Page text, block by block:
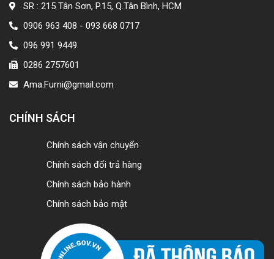
SR : 215 Tân Sơn, P.15, Q.Tân Bình, HCM
0906 963 408 - 093 668 0717
096 991 9449
0286 2757601
Ama.Furni@gmail.com
CHÍNH SÁCH
Chính sách vận chuyển
Chính sách đổi trả hàng
Chính sách bảo hành
Chính sách bảo mật